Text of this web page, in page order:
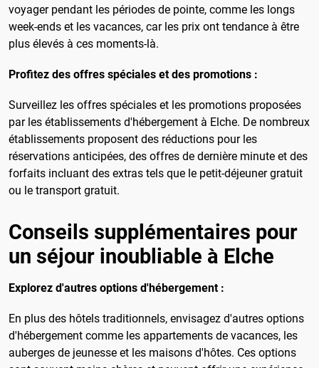
voyager pendant les périodes de pointe, comme les longs
week-ends et les vacances, car les prix ont tendance à être
plus élevés à ces moments-là.
Profitez des offres spéciales et des promotions :
Surveillez les offres spéciales et les promotions proposées
par les établissements d'hébergement à Elche. De nombreux
établissements proposent des réductions pour les
réservations anticipées, des offres de dernière minute et des
forfaits incluant des extras tels que le petit-déjeuner gratuit
ou le transport gratuit.
Conseils supplémentaires pour
un séjour inoubliable à Elche
Explorez d'autres options d'hébergement :
En plus des hôtels traditionnels, envisagez d'autres options
d'hébergement comme les appartements de vacances, les
auberges de jeunesse et les maisons d'hôtes. Ces options